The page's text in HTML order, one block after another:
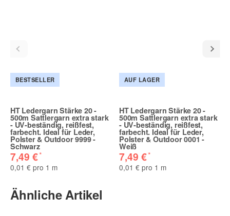
BESTSELLER
HT Ledergarn Stärke 20 -
500m Sattlergarn extra stark
- UV-beständig, reißfest,
farbecht. Ideal für Leder,
Polster & Outdoor 9999 -
Schwarz
7,49 €*
0,01 € pro 1 m
AUF LAGER
HT Ledergarn Stärke 20 -
500m Sattlergarn extra stark
- UV-beständig, reißfest,
farbecht. Ideal für Leder,
Polster & Outdoor 0001 -
Weiß
7,49 €*
0,01 € pro 1 m
Ähnliche Artikel